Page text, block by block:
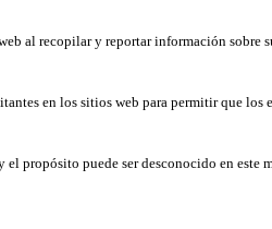
al recopilar y reportar información sobre
en los sitios web para permitir que
propósito puede ser desconocido en este